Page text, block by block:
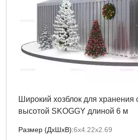
Широкий хозблок для хранения
высотой SKOGGY длиной 6 м
Размер (ДxШxВ):6х4.22х2.69